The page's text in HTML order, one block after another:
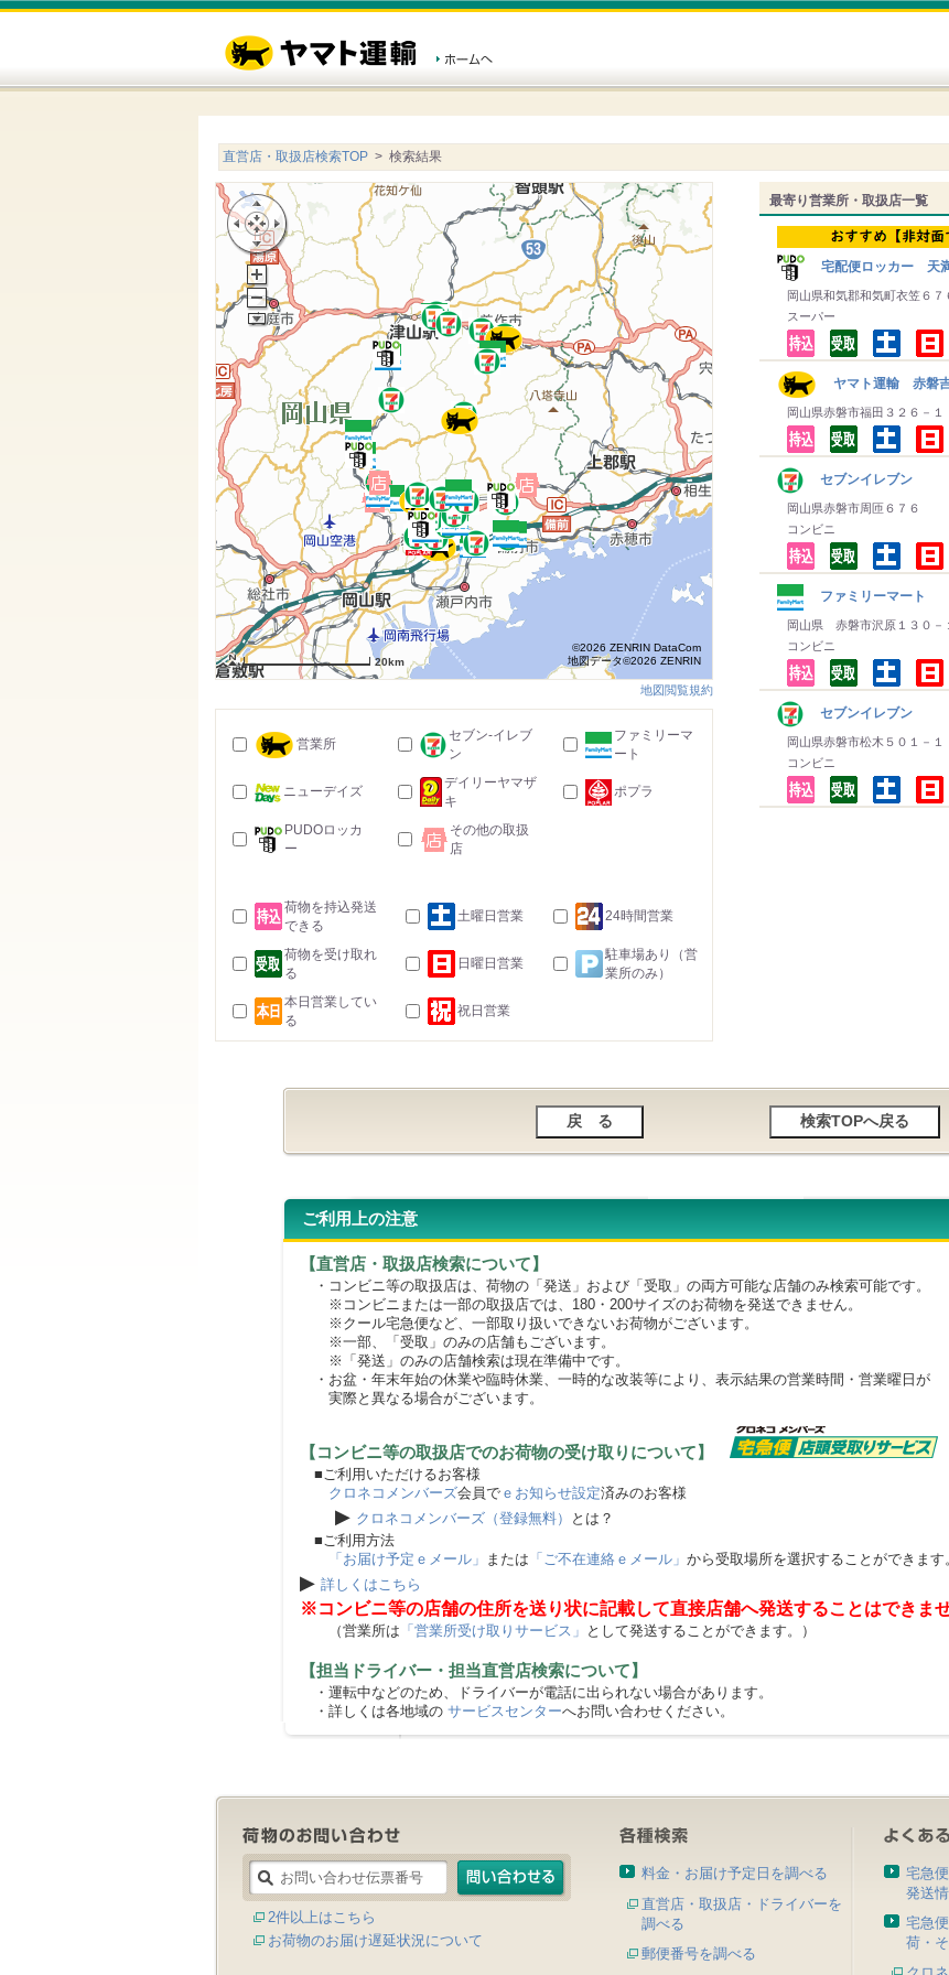
直営店・取扱店検索TOP > 検索結果
最寄り営業所・取扱店一覧
宅配便ロッカー 天満
岡山県和気郡和気町衣笠６７
スーパー
ヤマト運輸 赤磐
岡山県赤磐市福田３２６－１
セブンイレブン
岡山県赤磐市周匝６７６
コンビニ
ファミリーマート
岡山県 赤磐市沢原１３０－
コンビニ
セブンイレブン
岡山県赤磐市松木５０１－１
コンビニ
20km
©2026 ZENRIN DataCom
地図データ©2026 ZENRIN
地図閲覧規約
営業所
セブン-イレブ
ン
ファミリーマ
ート
ニューデイズ
デイリーヤマザ
キ
ポプラ
PUDOロッカ
ー
その他の取扱
店
荷物を持込発送
できる
土曜日営業 24時間営業
荷物を受け取れ
る
日曜日営業
駐車場あり（営
業所のみ）
本日営業してい
る
祝日営業
ご利用上の注意
【直営店・取扱店検索について】
・コンビニ等の取扱店は、荷物の「発送」および「受取」の両方可能な店舗のみ検索可能です。
※コンビニまたは一部の取扱店では、180・200サイズのお荷物を発送できません。
※クール宅急便など、一部取り扱いできないお荷物がございます。
※一部、「受取」のみの店舗もございます。
※「発送」のみの店舗検索は現在準備中です。
・お盆・年末年始の休業や臨時休業、一時的な改装等により、表示結果の営業時間・営業曜日が
実際と異なる場合がございます。
【コンビニ等の取扱店でのお荷物の受け取りについて】
■ご利用いただけるお客様
クロネコメンバーズ会員で ｅお知らせ設定済みのお客様
▶ クロネコメンバーズ（登録無料）
とは？
■ご利用方法
「お届け予定ｅメール」 または 「ご不在連絡ｅメール」 から受取場所を選択することができます
▶ 詳しくはこちら
※コンビニ等の店舗の住所を送り状に記載して直接店舗へ発送することはできませ
（営業所は 「営業所受け取りサービス」 として発送することができます。）
【担当ドライバー・担当直営店検索について】
・運転中などのため、ドライバーが電話に出られない場合があります。
・詳しくは各地域の サービスセンターへお問い合わせください。
2件以上はこちら
お荷物のお届け遅延状況について
料金・お届け予定日を調べる
直営店・取扱店・ドライバーを
調べる
郵便番号を調べる
宅急
発送情
宅急
荷・そ